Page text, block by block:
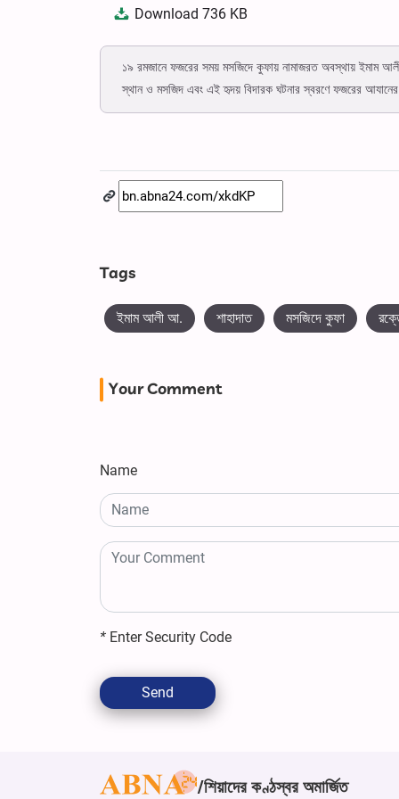
Download736 KB
১৯ রমজানে ফজরের সময় মসজিদে কুফায় নামাজরত অবস্থায় ইমাম
স্থান ও মসজিদ এবং এই হৃদয় বিদারক ঘটনার স্বরণে ফজরের
Tags
ইমাম আলী আ. শাহাদাত মসজিদে কুফা
Your Comment
Name
* Enter Security Code
Send
শিয়াদের কণ্ঠস্বর অমার্জিত